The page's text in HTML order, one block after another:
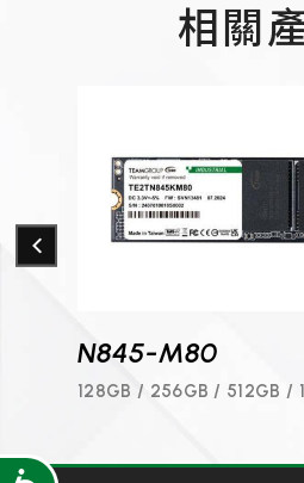
相關
N845-M80
128GB / 256GB / 512GB /